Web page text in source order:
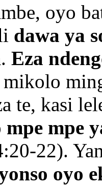
oyo
dawa ya
Eza
mikolo
te, kasi
mpe mpe
22).
oyo